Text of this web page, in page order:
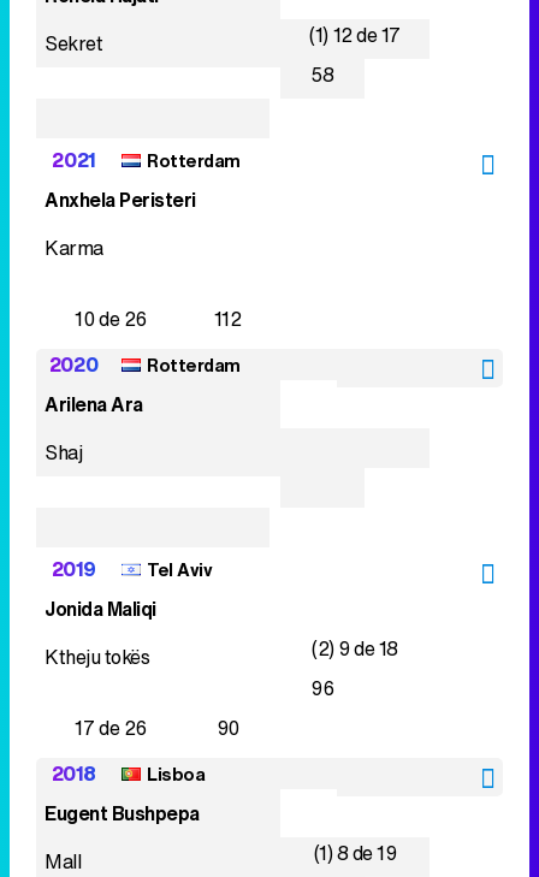
Sekret
(1) 12 de 17
58
2021 Rotterdam
Anxhela Peristeri
Karma
10 de 26
112
2020
Rotterdam
Arilena Ara
Shaj
2019 Tel Aviv
Jonida Maliqi
Ktheju tokës
(2) 9 de 18
96
17 de 26
90
2018
Lisboa
Eugent Bushpepa
Mall
(1) 8 de 19